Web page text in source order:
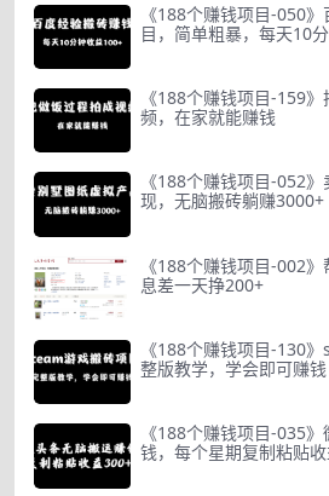
《188个赚钱项目-050
目，简单粗暴，每天10
《188个赚钱项目-159
频，在家就能赚钱
《188个赚钱项目-052
现，无脑搬砖躺赚3000+
《188个赚钱项目-002
息差一天挣200+
《188个赚钱项目-130
整版教学，学会即可赚钱
《188个赚钱项目-035
钱，每个星期复制粘贴